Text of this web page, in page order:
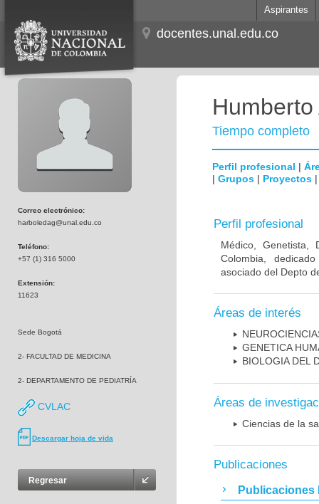
Aspirantes
docentes.unal.edu.co
Correo electrónico:
harboledag@unal.edu.co
Teléfono:
+57 (1) 316 5000
Extensión:
11623
Sede Bogotá
2- FACULTAD DE MEDICINA
2- DEPARTAMENTO DE PEDIATRÍA
CVLAC
Descargar hoja de vida
Regresar
Tiempo completo
Perfil profesional |
| Grupos | Proyectos
Perfil profesional
Médico, Genetista,
Colombia,
asociado del Depto
Áreas de interés
GENETICA
BIOLOGIA DEL
Áreas de
Ciencias de la
Publicaciones
Publicaciones